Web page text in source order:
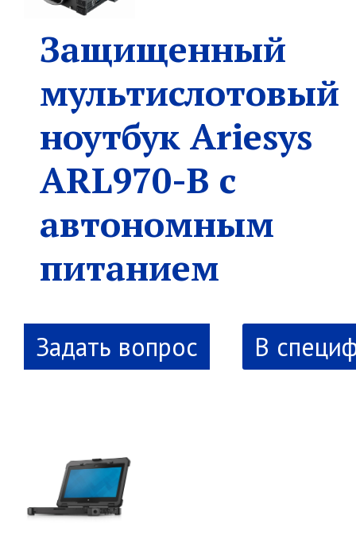
Защищенный
мультислотовый
ноутбук Ariesys
ARL970-B с
автономным
питанием
В